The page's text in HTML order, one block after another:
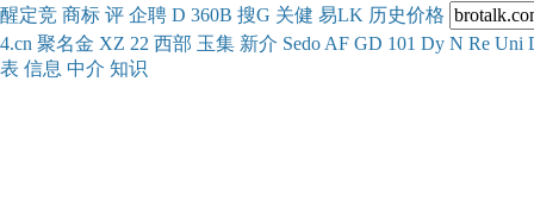
醒定竞 商标 评 企聘 D 360B 搜G 关健 易LK 历史价格
4.cn 聚名金 XZ 22 西部 玉集 新介 Sedo AF GD 101 Dy N Re Uni
表 信息 中介 知识